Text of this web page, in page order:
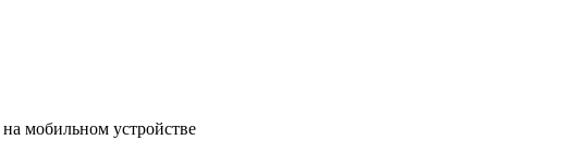
на мобильном устройстве